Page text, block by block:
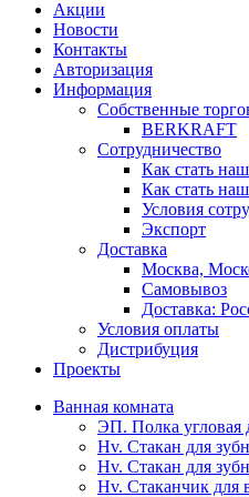
Акции
Новости
Контакты
Авторизация
Информация
Собственные
BERKRAFT
Сотрудничество
Как стать
Как стать
Условия
Экспорт
Доставка
Москва,
Самовывоз
Доставка:
Условия оплаты
Дистрибуция
Проекты
Ванная комната
ЭП. Полка угловая
Hv. Стакан для
Hv. Стакан для
Hv. Стаканчик для